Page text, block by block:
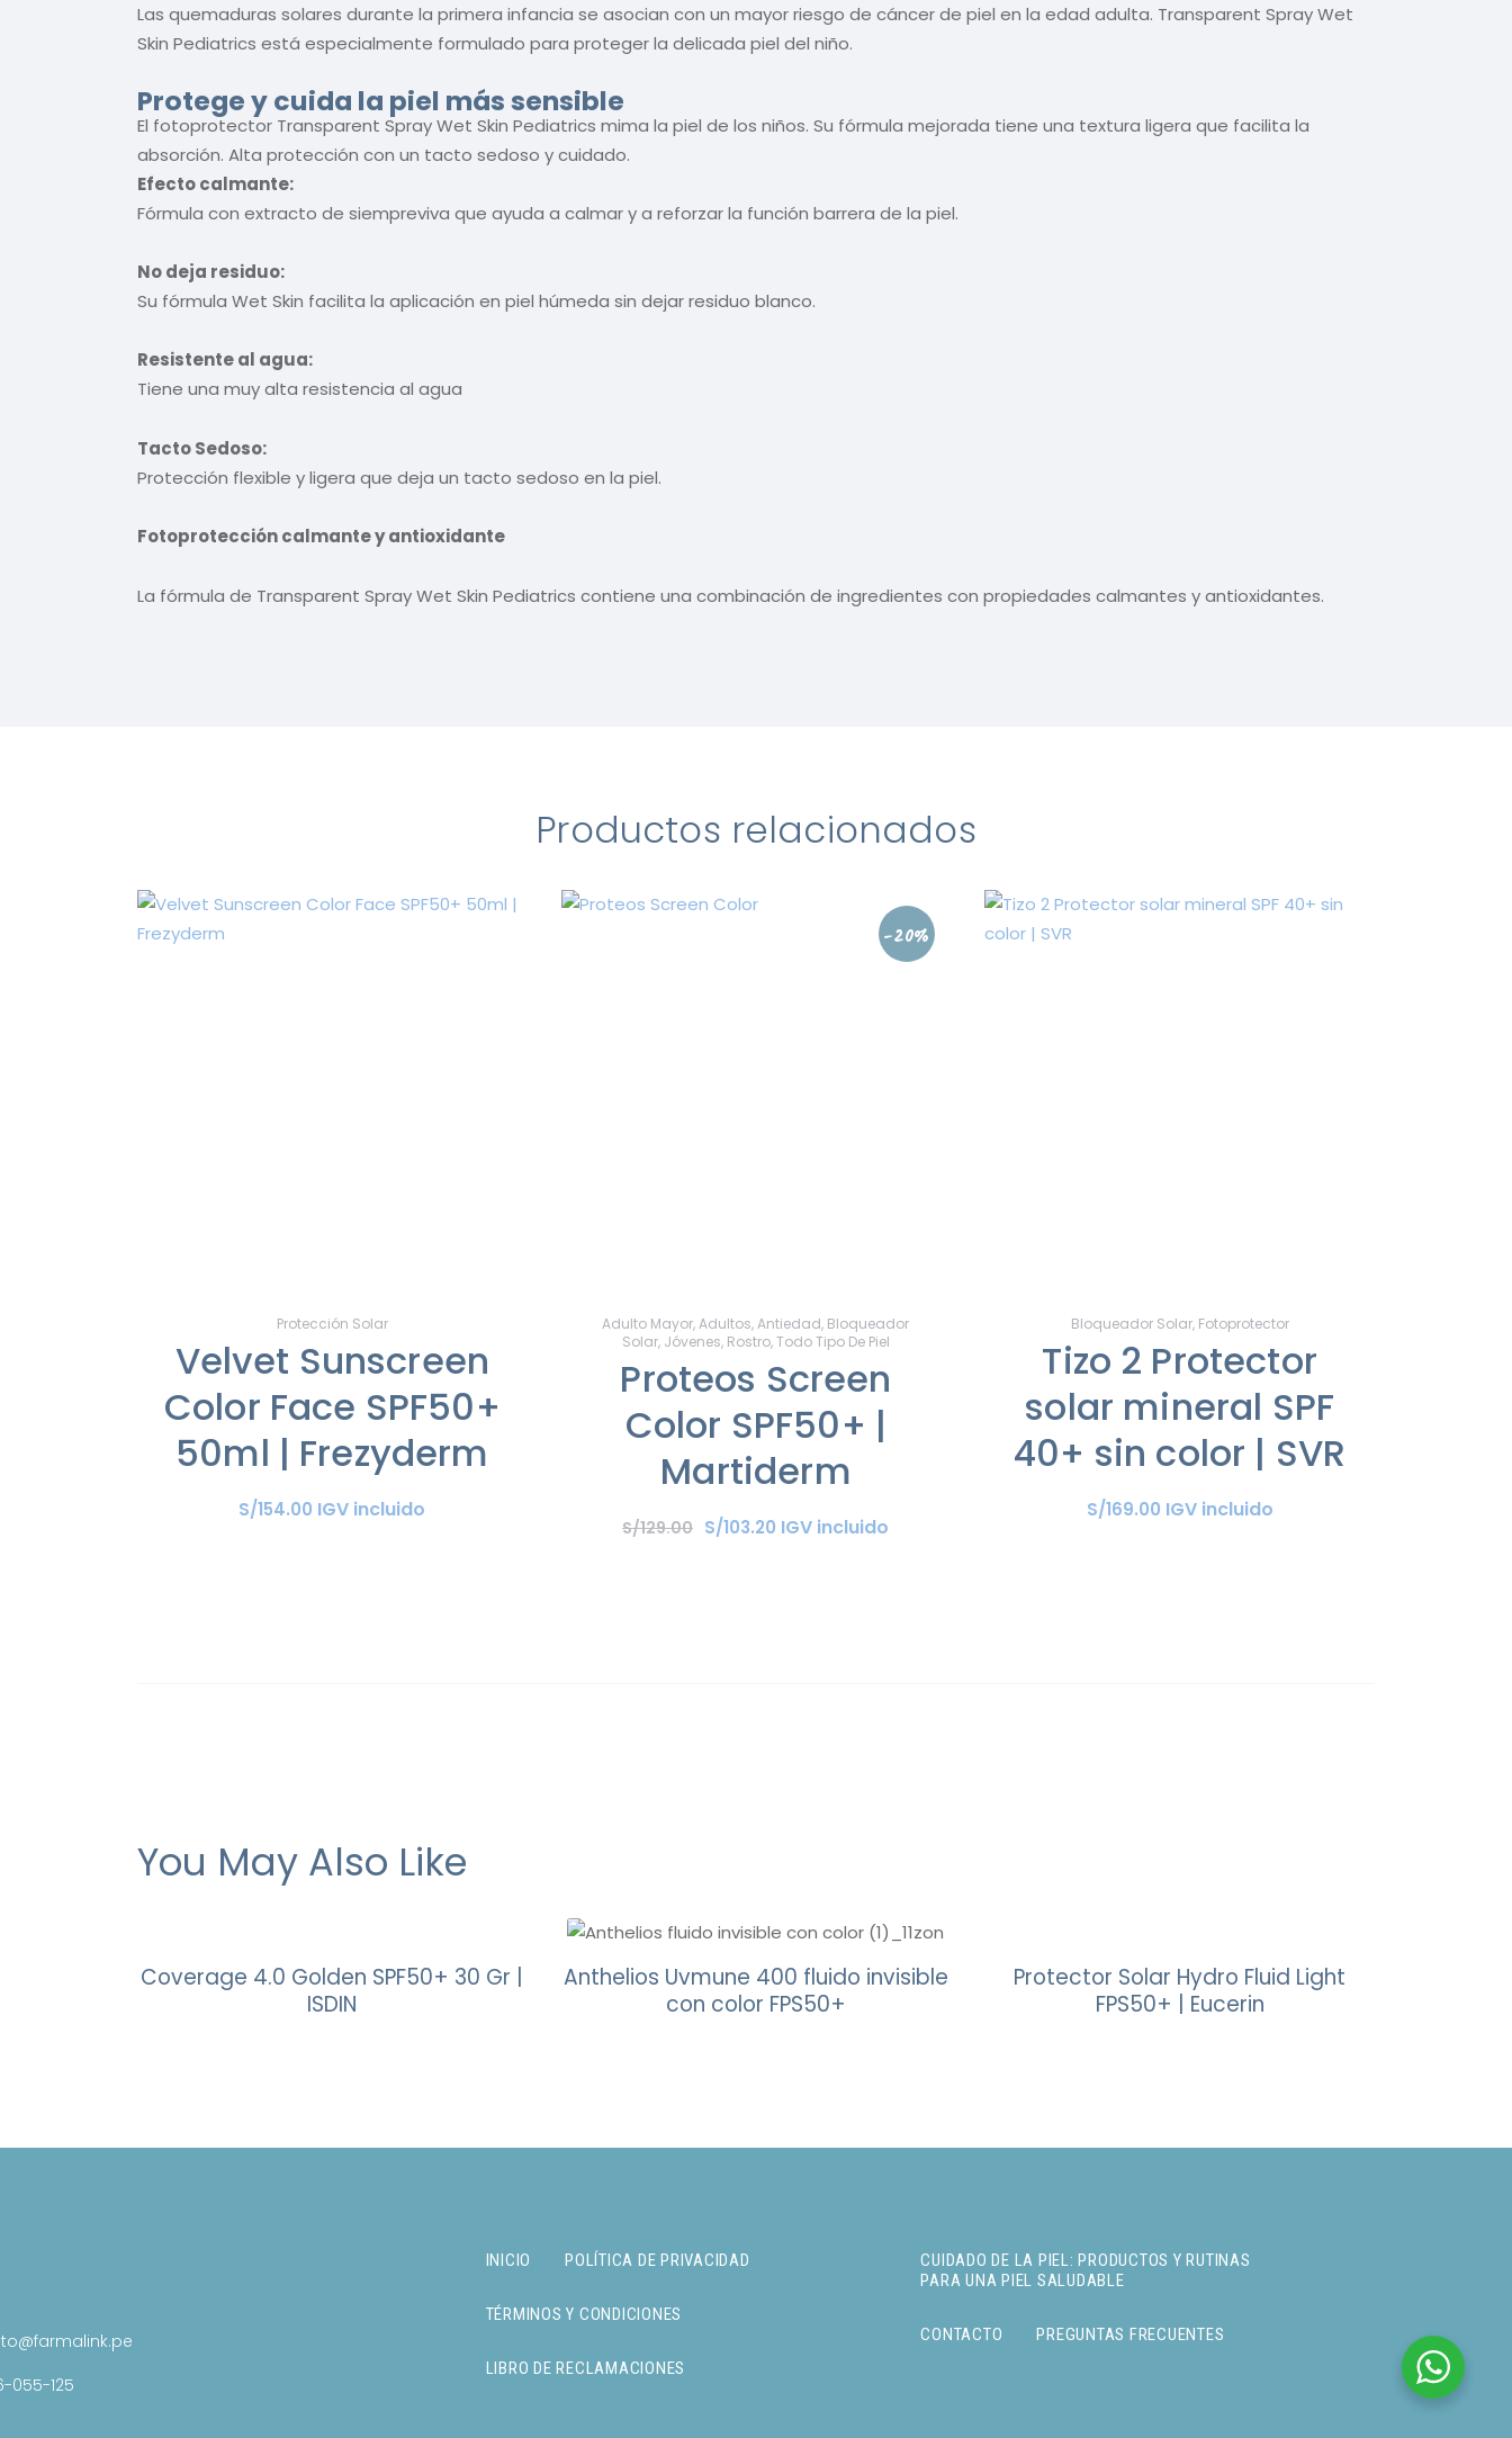
Las quemaduras solares durante la primera infancia se asocian con un mayor riesgo de cáncer de piel en la edad adulta. Transparent Spray Wet
Skin Pediatrics está especialmente formulado para proteger la delicada piel del niño.
Protege y cuida la piel más sensible
El fotoprotector Transparent Spray Wet Skin Pediatrics mima la piel de los niños. Su fórmula mejorada tiene una textura ligera que facilita la
absorción. Alta protección con un tacto sedoso y cuidado.
Efecto calmante:
Fórmula con extracto de siempreviva que ayuda a calmar y a reforzar la función barrera de la piel.
No deja residuo:
Su fórmula Wet Skin facilita la aplicación en piel húmeda sin dejar residuo blanco.
Resistente al agua:
Tiene una muy alta resistencia al agua
Tacto Sedoso:
Protección flexible y ligera que deja un tacto sedoso en la piel.
Fotoprotección calmante y antioxidante
La fórmula de Transparent Spray Wet Skin Pediatrics contiene una combinación de ingredientes con propiedades calmantes y antioxidantes.
Productos relacionados
Protección Solar
Velvet Sunscreen
Color Face SPF50+
50ml | Frezyderm
S/154.00 IGV incluido
-20%
Adulto Mayor,Adultos,Antiedad, Bloqueador
Solar, Jóvenes, Rostro,Todo Tipo De Piel
Proteos Screen
Color SPF50+ |
Martiderm
S/129.00 S/103.20 IGV incluido
Bloqueador Solar, Fotoprotector
Tizo 2 Protector
solar mineral SPF
40+ sin color | SVR
S/169.00 IGV incluido
You May Also Like
Coverage 4.0 Golden SPF50+ 30 Gr |
ISDIN
Anthelios Uvmune 400 fluido invisible
con color FPS50+
Protector Solar Hydro Fluid Light
FPS50+ | Eucerin
055-125
INICIO POLÍTICA DE PRIVACIDAD
TÉRMINOS Y CONDICIONES
LIBRO DE RECLAMACIONES
CUIDADO DE LA PIEL: PRODUCTOS Y RUTINAS
PARA UNA PIEL SALUDABLE
CONTACTO PREGUNTAS FRECUENTES